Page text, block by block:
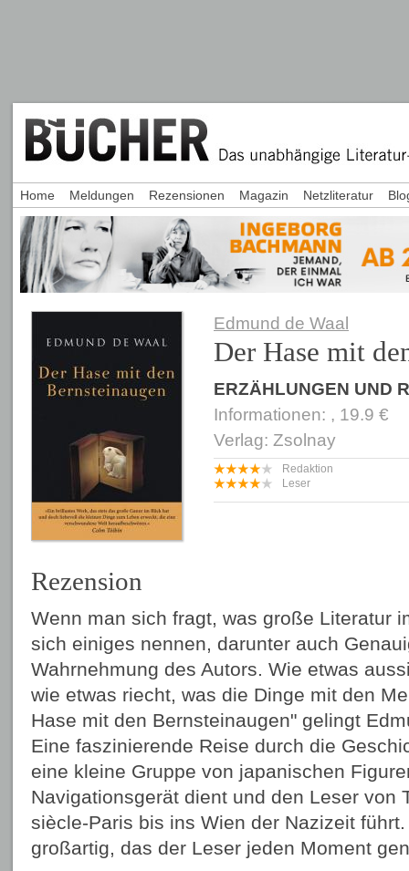
Edmund de Waal
Der Hase mit
ERZÄHLUNGEN UND
Informationen: , 19.9 €
Verlag: Zsolnay
Redaktion
Leser
Rezension
Wenn man sich fragt, was große Literatur
sich einiges nennen, darunter auch
Wahrnehmung des Autors. Wie etwas
wie etwas riecht, was die Dinge mit den
Hase mit den Bernsteinaugen" gelingt
Eine faszinierende Reise durch die
eine kleine Gruppe von japanischen
Navigationsgerät dient und den Leser von
siècle-Paris bis ins Wien der Nazizeit
großartig, das der Leser jeden Moment
Home Meldungen Rezensionen Magazin Netzliteratur